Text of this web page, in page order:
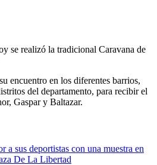
se realizó la tradicional Caravana de
encuentro en los diferentes barrios,
del departamento, para recibir el
Gaspar y Baltazar.